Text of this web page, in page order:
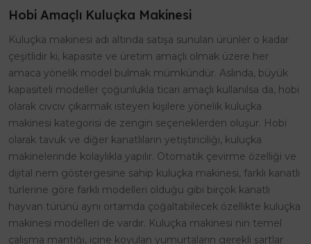
Hobi Amaçlı Kuluçka Makinesi
Kuluçka makinesi adı altında satışa sunulan ürünler o kadar
çeşitlidir ki, kapasite ve üretim amaçlı olmak üzere her
amaca yönelik model bulmak mümkündür. Aslında, büyük
kapasiteli modeller çoğunlukla ticari amaçlı kullanılsa da, hobi
olarak civciv çıkarmak isteyen kişilere yönelik kuluçka
makinesi kategorisi de zengin seçeneklerden oluşur. Hobi
olarak tavuk ve diğer kanatlıların yetiştiriciliği, kuluçka
makinelerinde kolaylıkla yapılır. Otomatik çevirme özelliği ve
dijital nem göstergesine sahip kuluçka makinesi, farklı kanatlı
türlerine göre farklı modelleri olduğu gibi birçok kanatlı
hayvan türünü aynı ortamda çoğaltabilecek özellikte kuluçka
makinesi modelleri de vardır. Kuluçka makinesi nin temel
çalışma mantığı, içine koyulan yumurtaların gerekli şartlar